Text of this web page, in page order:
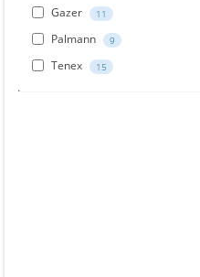
Gazer
11
Palmann 9
Tenex 15